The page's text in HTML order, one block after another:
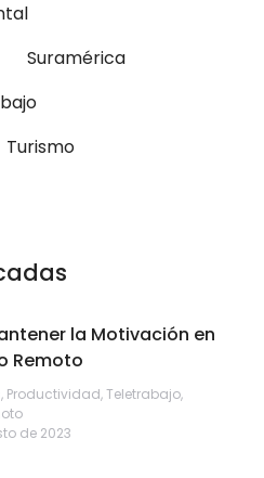
Suramérica
Turismo
la Motivación en
Remoto
, Productividad,Teletrabajo,
de 2023